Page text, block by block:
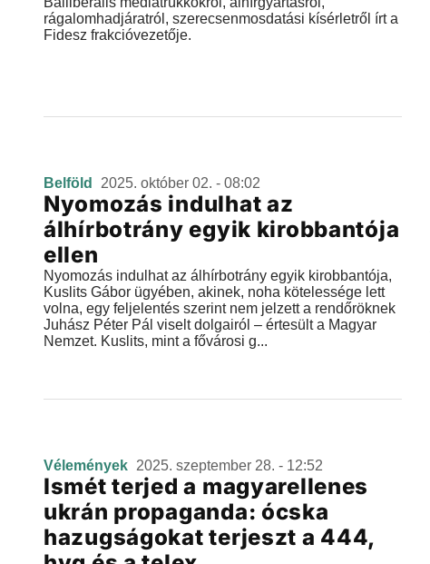
rágalomhadjáratról, szerecsenmosdatási kísérletről írt a
Fidesz frakcióvezetője.
Belföld 2025. október 02. - 08:02
Nyomozás indulhat az
álhírbotrány egyik kirobbantója
ellen
Nyomozás indulhat az álhírbotrány egyik kirobbantója,
Kuslits Gábor ügyében, akinek, noha kötelessége lett
volna, egy feljelentés szerint nem jelzett a rendőröknek
Juhász Péter Pál viselt dolgairól – értesült a Magyar
Nemzet. Kuslits, mint a fővárosi g...
Vélemények 2025. szeptember 28. - 12:52
Ismét terjed a magyarellenes
ukrán propaganda: ócska
hazugságokat terjeszt a 444,